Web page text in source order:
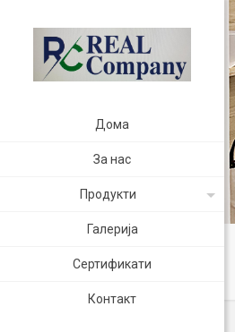
Дома
За нас
Продукти
Галерија
Сертификати
Контакт